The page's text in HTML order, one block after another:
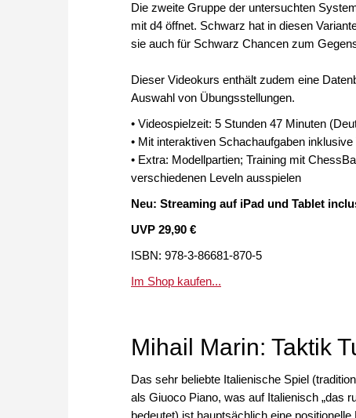
Die zweite Gruppe der untersuchten
mit d4 öffnet. Schwarz hat in diesen
sie auch für Schwarz Chancen zum
Dieser Videokurs enthält zudem eine
Auswahl von Übungsstellungen.
• Videospielzeit: 5 Stunden 47 Minuten
• Mit interaktiven Schachaufgaben
• Extra: Modellpartien; Training mit
verschiedenen Leveln ausspielen
Neu: Streaming auf iPad und Tablet
UVP 29,90 €
ISBN: 978-3-86681-870-5
Im Shop kaufen...
Mihail Marin: Taktik
Das sehr beliebte Italienische Spiel
als Giuoco Piano, was auf Italienisch „das